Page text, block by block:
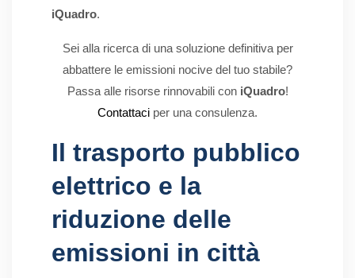
iQuadro.
Sei alla ricerca di una soluzione definitiva per
abbattere le emissioni nocive del tuo stabile?
Passa alle risorse rinnovabili con iQuadro!
Contattaci per una consulenza.
Il trasporto pubblico
elettrico e la
riduzione delle
emissioni in città